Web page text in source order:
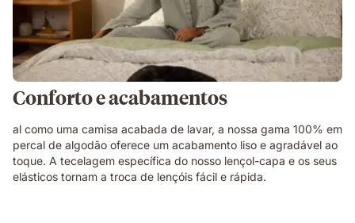
Conforto e acabamentos
al como uma camisa acabada de lavar, a nossa gama 100% em
percal de algodão oferece um acabamento liso e agradável ao
toque. A tecelagem específica do nosso lençol-capa e os seus
elásticos tornam a troca de lençóis fácil e rápida.